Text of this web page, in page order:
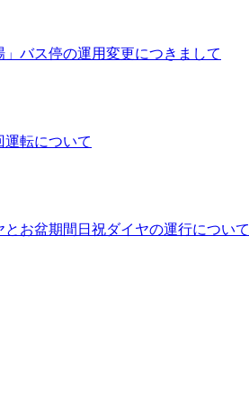
バス停の運用変更につきまして
運転について
とお盆期間日祝ダイヤの運行について